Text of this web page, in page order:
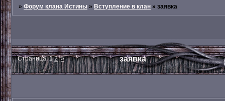
»Форум клана Истины »Вступление в клан »заявка
заявка
Страница:1 2 »